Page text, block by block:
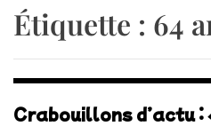
Étiquette : 64
Crabouillons d’actu :